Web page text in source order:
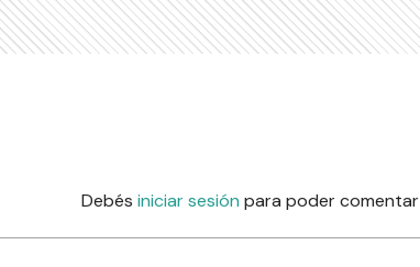
Debés iniciar sesión para poder comentar